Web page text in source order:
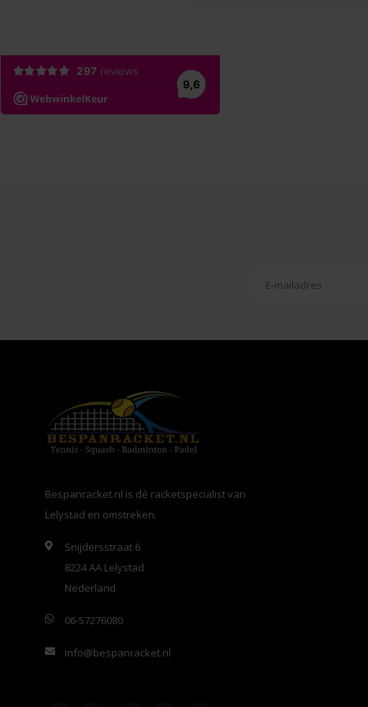
Bespanracket.nl is dé racketspecialist van
Lelystad en omstreken.
Snijdersstraat 6
8224 AA Lelystad
Nederland
06-57276080
info@bespanracket.nl